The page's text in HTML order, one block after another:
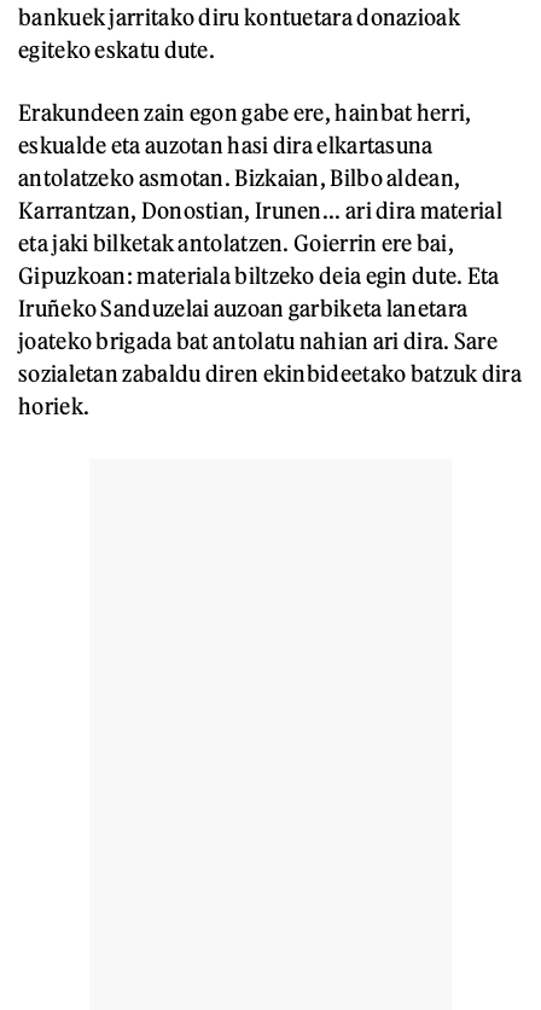
bankuek jarritako diru kontuetara donazioak
egiteko eskatu dute.
Erakundeen zain egon gabe ere, hainbat herri,
eskualde eta auzotan hasi dira elkartasuna
antolatzeko asmotan. Bizkaian, Bilbo aldean,
Karrantzan, Donostian, Irunen... ari dira material
eta jaki bilketak antolatzen. Goierrin ere bai,
Gipuzkoan: materiala biltzeko deia egin dute. Eta
Iruñeko Sanduzelai auzoan garbiketa lanetara
joateko brigada bat antolatu nahian ari dira. Sare
sozialetan zabaldu diren ekinbideetako batzuk dira
horiek.